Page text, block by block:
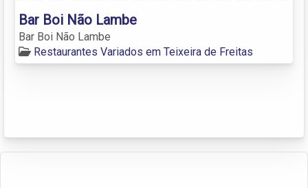
Bar Boi Não Lambe
Bar Boi Não Lambe
Restaurantes Variados em Teixeira de Freitas